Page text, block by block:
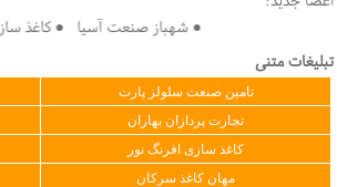
● شهباز صنعت آسیا ● کاغذ
تبلیغات متنی
تامین صنعت سلولز پارت
تجارت پردازان بهاران
کاغذ سازی افرنگ نور
مهان کاغذ سرکان